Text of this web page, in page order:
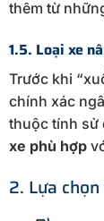
thêm từ
1.5. Loại xe
Trước khi
chính xác
thuộc tính sử
xe phù hợp
2. Lựa